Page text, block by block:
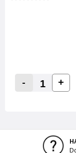
Decrease
- +